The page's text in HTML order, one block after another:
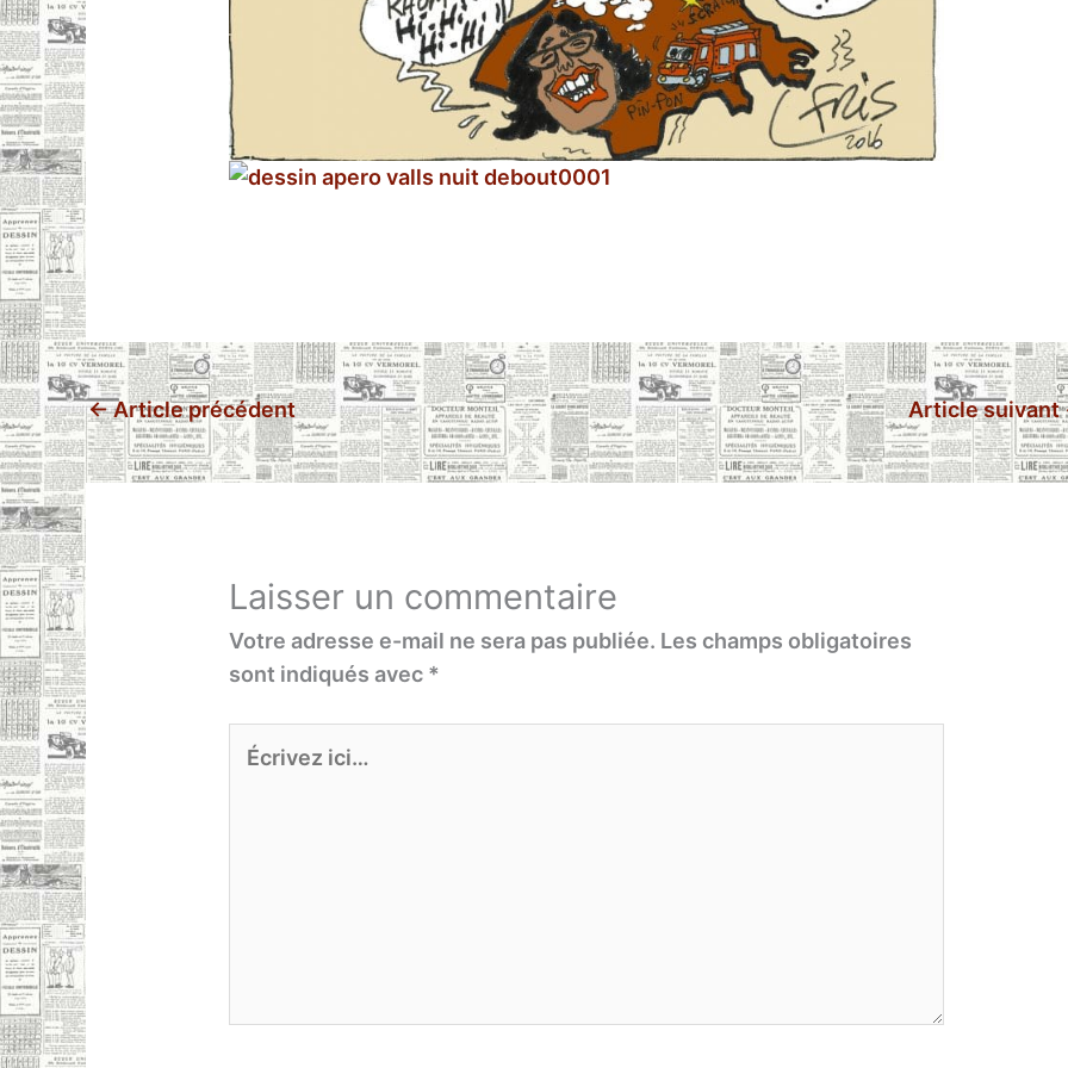
←Article précédent Article suivant
Laisser un commentaire
Votre adresse e-mail ne sera pas publiée. Les champs obligatoires
sont indiqués avec *
Écrivez
ici…